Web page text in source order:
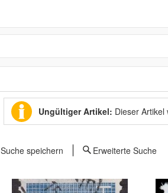
Ungültiger Artikel: Dieser
Suche speichern Erweiterte Suche